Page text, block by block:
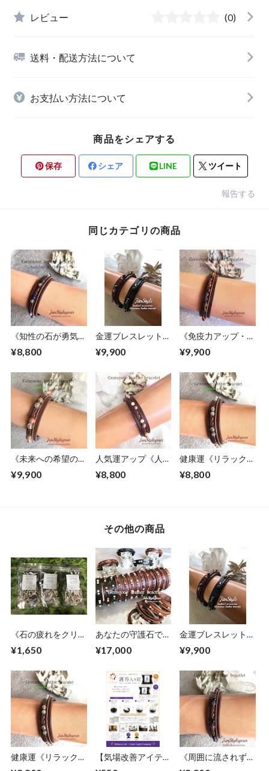
レビュー (0)
送料・配送方法について
お支払い方法について
商品をシェアする
保存 シェア LINE ツイート
報告する
同じカテゴリの商品
《知性の石が勇気と
の後押し》ソーダラ
¥8,800
金運ブレスレット
越えて金運を呼び寄
ヘマタイト
¥9,900
《免疫力アップ・自
揮させたい方》琥
¥9,900
《未来への希望の
晶
¥9,900
人気運アップ《人脈
ト/ロードナイト
¥8,800
健康運《リラックス
ュリン/水晶
¥8,800
その他の商品
《石の疲れをクリア
イテム》セージ
¥1,650
あなたの守護石でつ
ーブレスレット
¥17,000
金運ブレスレット
越えて金運を呼び寄
ヘマタイト
¥9,900
健康運《リラックス
【気場改善アイテ
《周囲に流されず確